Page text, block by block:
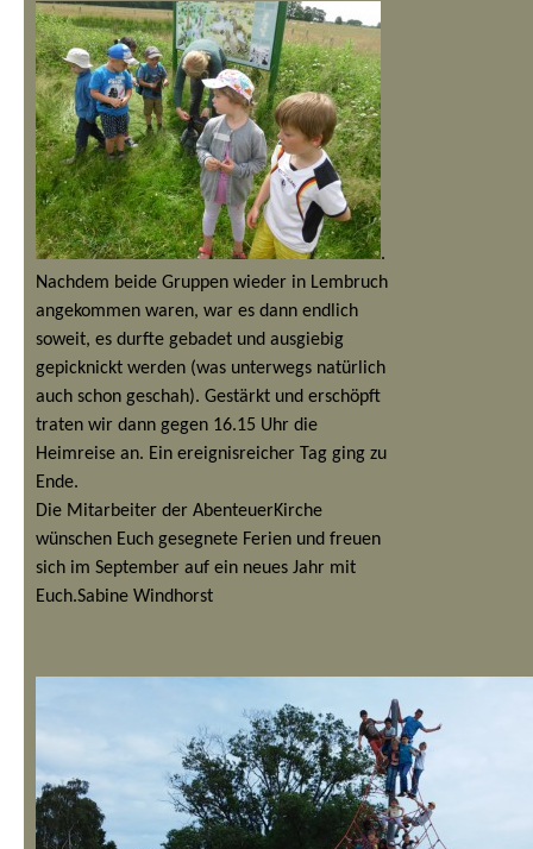
.
Nachdem beide Gruppen wieder in Lembruch
angekommen waren, war es dann endlich
soweit, es durfte gebadet und ausgiebig
gepicknickt werden (was unterwegs natürlich
auch schon geschah). Gestärkt und erschöpft
traten wir dann gegen 16.15 Uhr die
Heimreise an. Ein ereignisreicher Tag ging zu
Ende.
Die Mitarbeiter der AbenteuerKirche
wünschen Euch gesegnete Ferien und freuen
sich im September auf ein neues Jahr mit
Euch.Sabine Windhorst